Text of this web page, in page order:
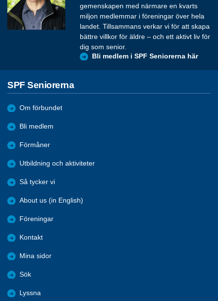
gemenskapen med närmare en kvarts
miljon medlemmar i föreningar över hela
landet. Tillsammans verkar vi för att skapa
bättre villkor för äldre – och ett aktivt liv för
dig som senior.
Bli medlem i SPF Seniorerna här
SPF Seniorerna
Om förbundet
Bli medlem
Förmåner
Utbildning och aktiviteter
Så tycker vi
About us (in English)
Föreningar
Kontakt
Mina sidor
Sök
Lyssna